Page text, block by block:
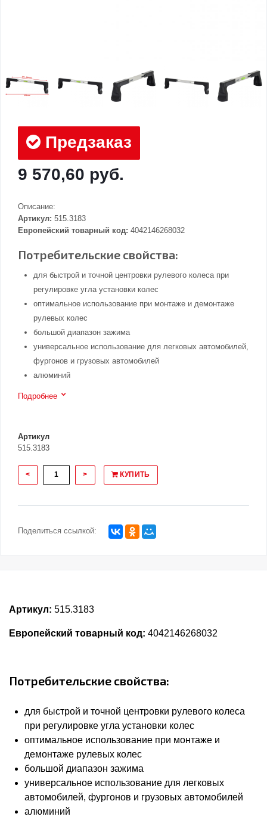
Предзаказ
9 570,60 руб.
Описание:
Артикул: 515.3183
Европейский товарный код: 4042146268032
Потребительские свойства:
для быстрой и точной центровки рулевого колеса при
регулировке угла установки колес
оптимальное использование при монтаже и демонтаже
рулевых колес
большой диапазон зажима
универсальное использование для легковых автомобилей,
фургонов и грузовых автомобилей
алюминий
Подробнее
Артикул
515.3183
< > КУПИТЬ
Поделиться ссылкой:
Артикул: 515.3183
Европейский товарный код: 4042146268032
Потребительские свойства:
для быстрой и точной центровки рулевого колеса
при регулировке угла установки колес
оптимальное использование при монтаже и
демонтаже рулевых колес
большой диапазон зажима
универсальное использование для легковых
автомобилей, фургонов и грузовых автомобилей
алюминий